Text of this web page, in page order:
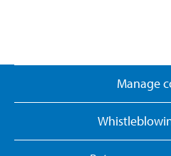
Manage